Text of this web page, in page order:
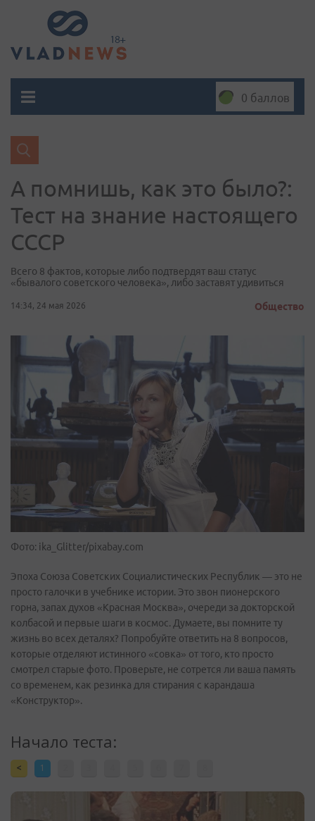
0 баллов
А помнишь, как это было?:
Тест на знание настоящего
СССР
Всего 8 фактов, которые либо подтвердят ваш статус
«бывалого советского человека», либо заставят удивиться
14:34, 24 мая 2026 Общество
Фото: ika_Glitter/pixabay.com
Эпоха Союза Советских Социалистических Республик — это не
просто галочки в учебнике истории. Это звон пионерского
горна, запах духов «Красная Москва», очереди за докторской
колбасой и первые шаги в космос. Думаете, вы помните ту
жизнь во всех деталях? Попробуйте ответить на 8 вопросов,
которые отделяют истинного «совка» от того, кто просто
смотрел старые фото. Проверьте, не сотрется ли ваша память
со временем, как резинка для стирания с карандаша
«Конструктор».